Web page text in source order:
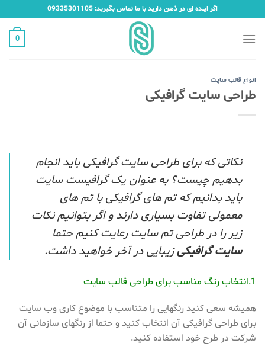
to
content
اگر ایـــده ای در ذهن دارید با ما تماس بگیرید: 09335301105
0
انواع قالب سایت
طراحی سایت گرافیکی
نکاتی که برای طراحی سایت گرافیکی باید انجام
بدهیم چیست؟ به عنوان یک گرافیست سایت
باید بدانیم که تم های گرافیکی با تم های
معمولی تفاوت بسیاری دارند و اگر بتوانیم نکات
زیر را در طراحی تم سایت رعایت کنیم حتما
سایت گرافیکیزیبایی در آخر خواهید داشت.
1.انتخاب رنگ مناسب برای طراحی قالب سایت
همیشه سعی کنید رنگهایی را متناسب با موضوع کاری وب سایت
برای طراحی گرافیکی آن انتخاب کنید و حتما از رنگهای سازمانی آن
شرکت در طرح خود استفاده کنید.